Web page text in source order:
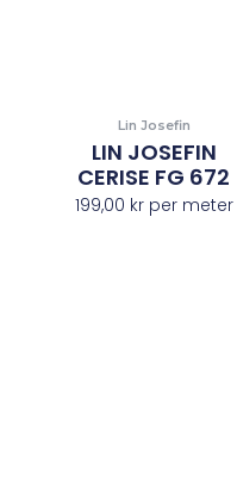
Lin Josefin
LIN JOSEFIN
CERISE FG 672
199,00 krper meter